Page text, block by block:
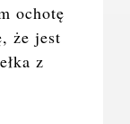
ochotę
że jest
z